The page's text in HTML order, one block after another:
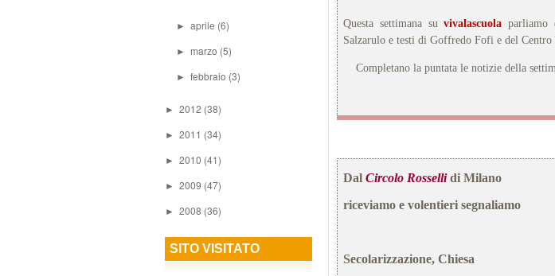
►aprile (6)
► marzo (5)
►febbraio (3)
► 2012 (38)
► 2011 (34)
► 2010 (41)
► 2009 (47)
► 2008 (36)
SITO VISITATO
Questa settimana suvivalascuola parliamo
Salzarulo e testi di Goffredo Fofi e del
Completano la puntata le notizie della
DalCircolo Rosselli di Milano
riceviamo e volentieri segnaliamo
Secolarizzazione, Chiesa